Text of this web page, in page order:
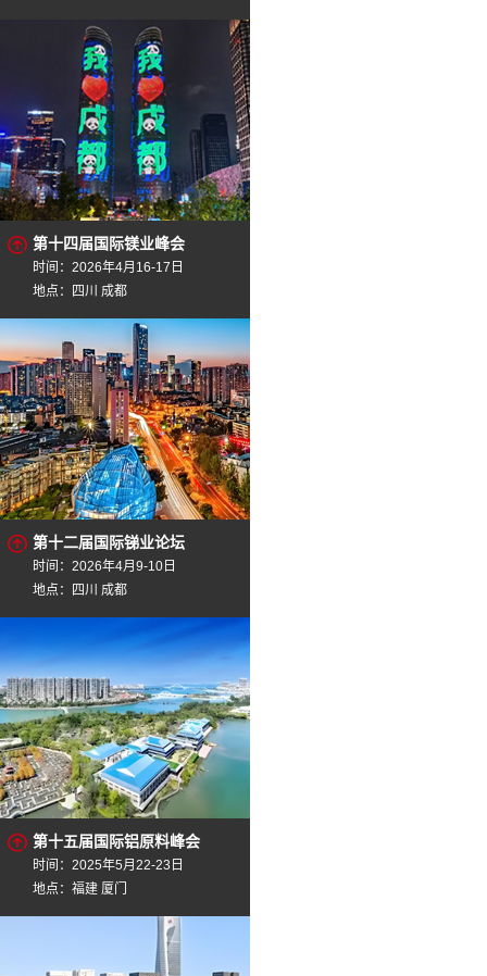
第十四届国际镁业峰会
时间：2026年4月16-17日
地点：四川 成都
第十二届国际锑业论坛
时间：2026年4月9-10日
地点：四川 成都
第十五届国际铝原料峰会
时间：2025年5月22-23日
地点：福建 厦门